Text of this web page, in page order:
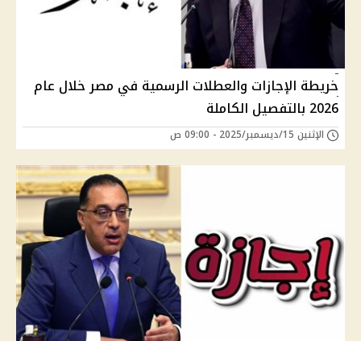
خريطة الإجازات والعطلات الرسمية في مصر خلال عام
2026 بالتفصيل الكاملة
الإثنين 15/ديسمبر/2025 - 09:00 ص